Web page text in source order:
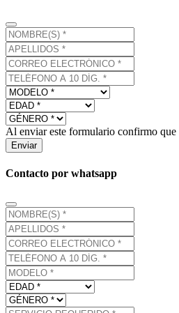
Al enviar este formulario confirmo que
Enviar
Contacto por whatsapp